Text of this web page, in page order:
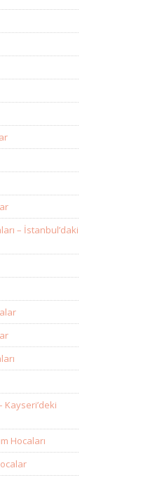
– İstanbul’daki
Kayseri’deki
Hocaları